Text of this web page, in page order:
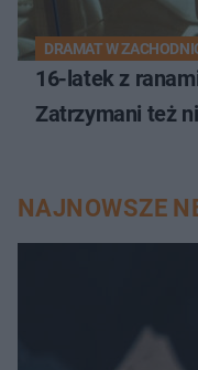
DRAMAT W
16-latek z
Zatrzymani też
NAJNOWSZE